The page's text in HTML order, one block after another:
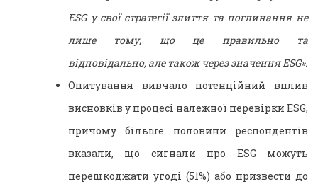
ESG у свої стратегії злиття та поглинання не
лише тому, що це правильно та
відповідально, але також через значення ESG».
Опитування вивчало потенційний вплив
висновків у процесі належної перевірки ESG,
причому більше половини респондентів
вказали, що сигнали про ESG можуть
перешкоджати угоді (51%) або призвести до